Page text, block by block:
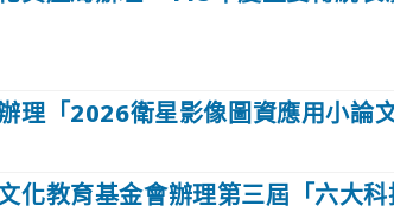
理「2026衛星影像圖資應用小論
化教育基金會辦理第三屆「六大